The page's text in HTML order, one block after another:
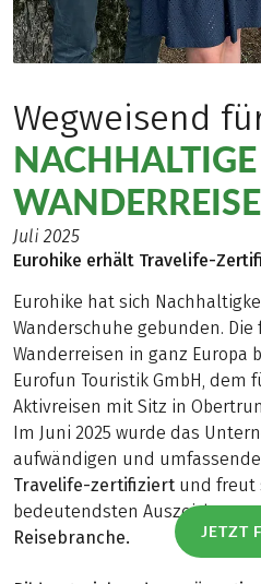
Wegweisend
NACHHALTIGE
Juli 2025
Eurohike erhält Travelife-
Eurohike hat sich
Wanderschuhe gebunden.
Wanderreisen in ganz Europa
Eurofun Touristik GmbH, dem
Aktivreisen mit Sitz in
Im Juni 2025 wurde das
aufwändigen und
Travelife-zertifiziert und freut
bedeutendsten
Reisebranche.
JETZT